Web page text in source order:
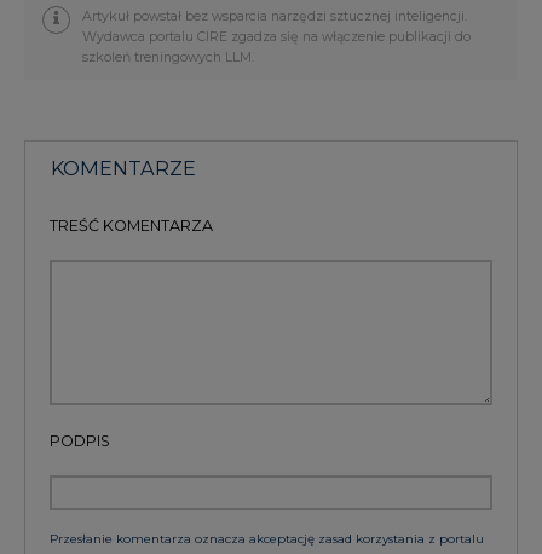
KOMENTARZE
Przesłanie komentarza oznacza akceptację zasad korzystania z portalu